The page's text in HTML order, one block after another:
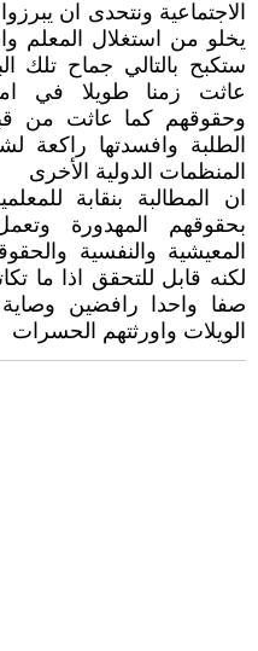
الاجتماعية ونتحدى ان
يخلو من استغلال المعلم
ستكبح بالتالي جماح تلك
عاثت زمنا طويلا في
وحقوقهم كما عاثت من
الطلبة وافسدتها راكعة
المنظمات الدولية الأخرى
ان المطالبة بنقابة
بحقوقهم المهدورة
المعيشية والنفسية
لكنه قابل للتحقق اذا ما
صفا واحدا رافضين وصاية
الويلات واورثتهم الحسرات